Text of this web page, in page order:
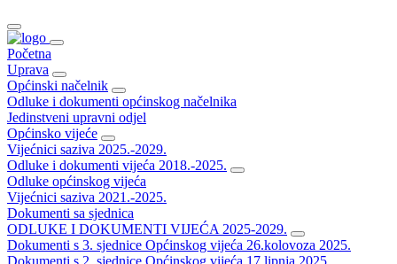
Početna
Uprava
Općinski načelnik
Odluke i dokumenti općinskog načelnika
Jedinstveni upravni odjel
Općinsko vijeće
Vijećnici saziva 2025.-2029.
Odluke i dokumenti vijeća 2018.-2025.
Odluke općinskog vijeća
Vijećnici saziva 2021.-2025.
Dokumenti sa sjednica
ODLUKE I DOKUMENTI VIJEĆA 2025-2029.
Dokumenti s 3. sjednice Općinskog vijeća 26.kolovoza 2025.
Dokumenti s 2. sjednice Općinskog vijeća 17.lipnja 2025.